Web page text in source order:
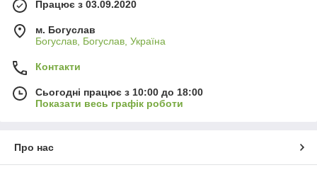
Працює з 03.09.2020
м. Богуслав
Богуслав, Богуслав, Україна
Контакти
Сьогодні працює з 10:00 до 18:00
Показати весь графік роботи
Про нас